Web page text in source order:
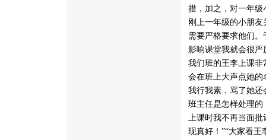
措，加之，对一年
刚上一年级的小朋
需要严格要求他们
影响课堂我就会很严
我们班的王李上课
会在班上大声点她
我行我素，骂了她
班主任是怎样处理
上课时我不再当面批
现真好！”“大家看